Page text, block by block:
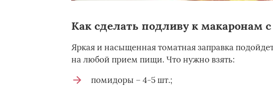
Как сделать подливу к макаронам
Яркая и насыщенная томатная заправка
на любой прием пищи. Что нужно взять:
помидоры – 4-5 шт.;